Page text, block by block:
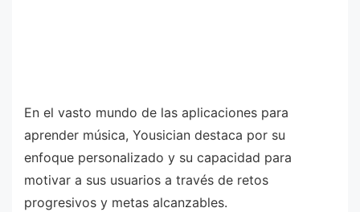
En el vasto mundo de las aplicaciones para
aprender música, Yousician destaca por su
enfoque personalizado y su capacidad para
motivar a sus usuarios a través de retos
progresivos y metas alcanzables.